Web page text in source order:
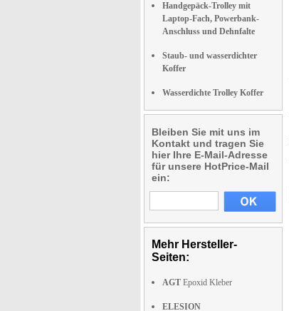
Handgepäck-Trolley mit
Laptop-Fach, Powerbank-
Anschluss und Dehnfalte
Staub- und wasserdichter
Koffer
Wasserdichte Trolley Koffer
Bleiben Sie mit uns im
Kontakt und tragen Sie
hier Ihre E-Mail-Adresse
für unsere HotPrice-Mail
ein:
Mehr Hersteller-
Seiten:
AGT Epoxid Kleber
ELESION